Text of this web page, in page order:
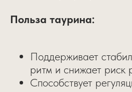
Польза таурина:
Поддерживает
ритм и снижает риск
Способствует